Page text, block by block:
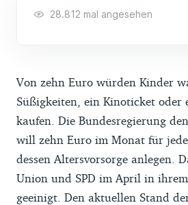
28.812 mal angesehen
Von zehn Euro würden Kinder
Süßigkeiten, ein Kinoticket oder
kaufen. Die Bundesregierung
will zehn Euro im Monat für
dessen Altersvorsorge anlegen.
Union und SPD im April in
geeinigt. Den aktuellen Stand